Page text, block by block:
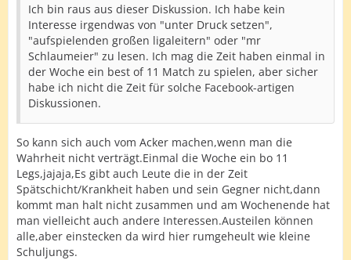
Ich bin raus aus dieser Diskussion. Ich habe kein
Interesse irgendwas von "unter Druck setzen",
"aufspielenden großen ligaleitern" oder "mr
Schlaumeier" zu lesen. Ich mag die Zeit haben einmal in
der Woche ein best of 11 Match zu spielen, aber sicher
habe ich nicht die Zeit für solche Facebook-artigen
Diskussionen.
So kann sich auch vom Acker machen,wenn man die
Wahrheit nicht verträgt.Einmal die Woche ein bo 11
Legs,jajaja,Es gibt auch Leute die in der Zeit
Spätschicht/Krankheit haben und sein Gegner nicht,dann
kommt man halt nicht zusammen und am Wochenende hat
man vielleicht auch andere Interessen.Austeilen können
alle,aber einstecken da wird hier rumgeheult wie kleine
Schuljungs.